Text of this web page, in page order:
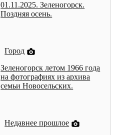
01.11.2025. Зеленогорск.
Поздняя осень.
Город
Зеленогорск летом 1966 года
на фотографиях из архива
семьи Новосельских.
Недавнее прошлое